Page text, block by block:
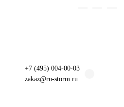
+7 (495) 004-00-03
zakaz@ru-storm.ru